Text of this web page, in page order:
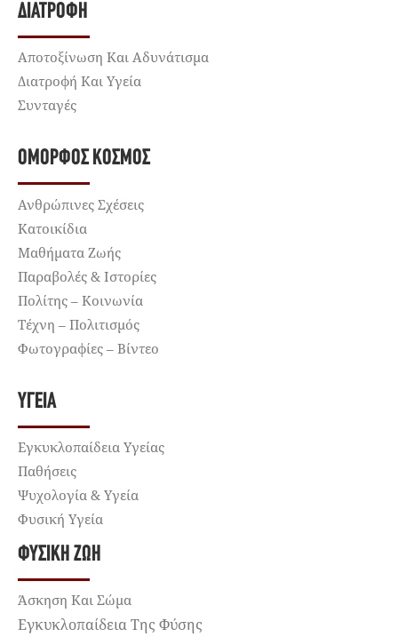
ΔΙΑΤΡΟΦΉ
Αποτοξίνωση Και Αδυνάτισμα
Διατροφή Και Υγεία
Συνταγές
ΌΜΟΡΦΟΣ ΚΌΣΜΟΣ
Ανθρώπινες Σχέσεις
Κατοικίδια
Μαθήματα Ζωής
Παραβολές & Ιστορίες
Πολίτης – Κοινωνία
Τέχνη – Πολιτισμός
Φωτογραφίες – Βίντεο
ΥΓΕΊΑ
Εγκυκλοπαίδεια Υγείας
Παθήσεις
Ψυχολογία & Υγεία
Φυσική Υγεία
ΦΥΣΙΚΉ ΖΩΉ
Άσκηση Και Σώμα
Εγκυκλοπαίδεια Της Φύσης